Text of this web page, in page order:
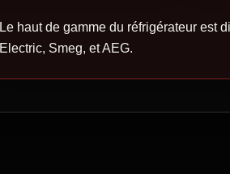
Le haut de gamme du réfrigérateur
Electric, Smeg, et AEG.